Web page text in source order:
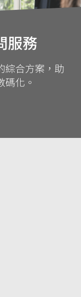
服務
綜合方案，助
碼化。